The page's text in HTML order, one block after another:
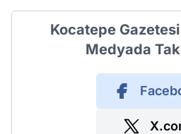
Kocatepe
Medyada